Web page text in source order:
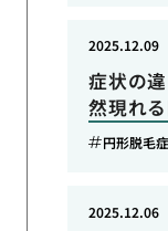
症状の
然現れ
2025.12.09
円形脱毛症
2025.12.06